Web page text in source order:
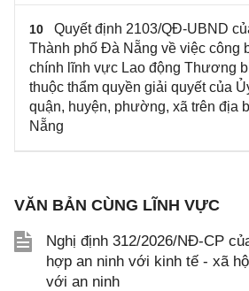
10
Quyết định 2103/QĐ-UBND
Thành phố Đà Nẵng về việc công
chính lĩnh vực Lao động Thương
thuộc thẩm quyền giải quyết của
quận, huyện, phường, xã trên địa
Nẵng
VĂN BẢN CÙNG LĨNH VỰC
Nghị định 312/2026/NĐ-CP
hợp an ninh với kinh tế - xã
với an ninh